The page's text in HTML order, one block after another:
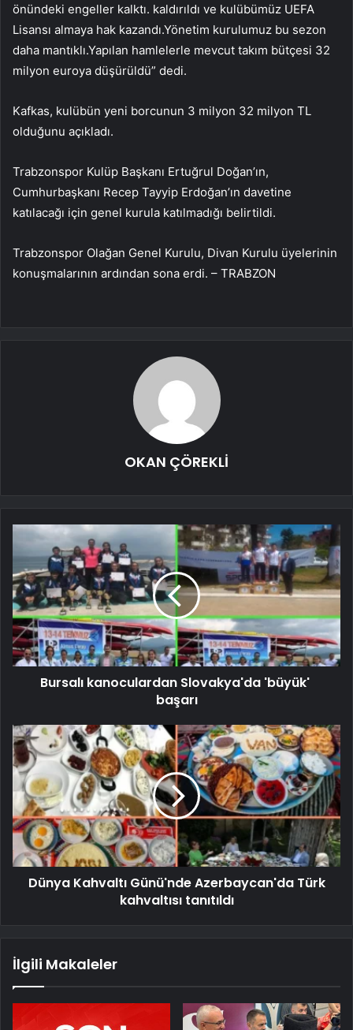
önündeki engeller kalktı. kaldırıldı ve kulübümüz UEFA
Lisansı almaya hak kazandı.Yönetim kurulumuz bu sezon
daha mantıklı.Yapılan hamlelerle mevcut takım bütçesi 32
milyon euroya düşürüldü” dedi.
Kafkas, kulübün yeni borcunun 3 milyon 32 milyon TL
olduğunu açıkladı.
Trabzonspor Kulüp Başkanı Ertuğrul Doğan’ın,
Cumhurbaşkanı Recep Tayyip Erdoğan’ın davetine
katılacağı için genel kurula katılmadığı belirtildi.
Trabzonspor Olağan Genel Kurulu, Divan Kurulu üyelerinin
konuşmalarının ardından sona erdi. – TRABZON
OKAN ÇÖREKLİ
Bursalı kanoculardan Slovakya'da 'büyük' ​​
başarı
Dünya Kahvaltı Günü'nde Azerbaycan'da Türk
kahvaltısı tanıtıldı
İlgili Makaleler